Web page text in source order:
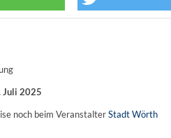
Juli 2025
noch beim VeranstalterStadt Wörth